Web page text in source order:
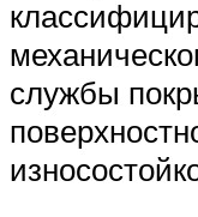
службы